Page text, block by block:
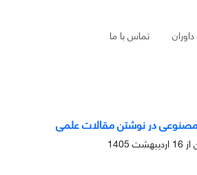
داوران تماس با ما
در نوشتن مقالات علمی
16 اردیبهشت 1405